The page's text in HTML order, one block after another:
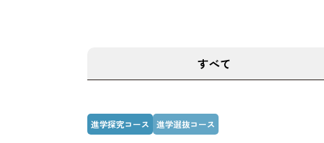
すべて
進学探究コース 進学選抜コース